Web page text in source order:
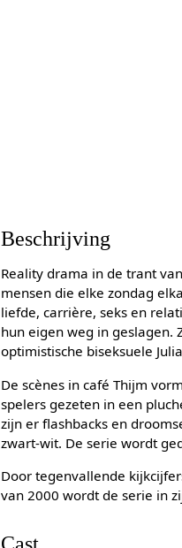
Beschrijving
Reality drama in de trant
mensen die elke zondag
liefde, carrière, seks en
hun eigen weg in geslagen.
optimistische biseksuele
De scènes in café Thijm
spelers gezeten in een
zijn er flashbacks en
zwart-wit. De serie wordt
Door tegenvallende
van 2000 wordt de serie in